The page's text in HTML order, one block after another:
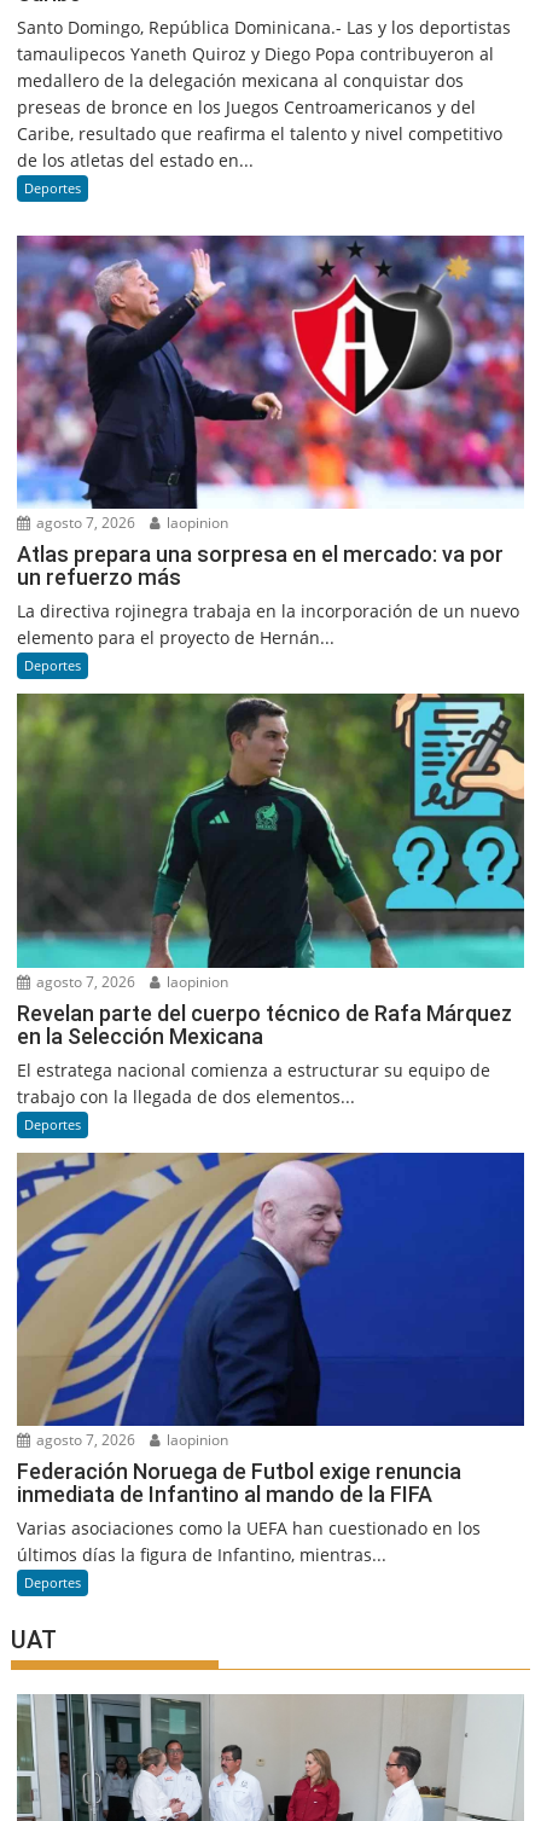
Santo Domingo, República Dominicana.- Las y los deportistas
tamaulipecos Yaneth Quiroz y Diego Popa contribuyeron al
medallero de la delegación mexicana al conquistar dos
preseas de bronce en los Juegos Centroamericanos y del
Caribe, resultado que reafirma el talento y nivel competitivo
de los atletas del estado en...
Deportes
agosto 7, 2026 laopinion
Atlas prepara una sorpresa en el mercado: va por
un refuerzo más
La directiva rojinegra trabaja en la incorporación de un nuevo
elemento para el proyecto de Hernán...
Deportes
agosto 7, 2026 laopinion
Revelan parte del cuerpo técnico de Rafa Márquez
en la Selección Mexicana
El estratega nacional comienza a estructurar su equipo de
trabajo con la llegada de dos elementos...
Deportes
agosto 7, 2026 laopinion
Federación Noruega de Futbol exige renuncia
inmediata de Infantino al mando de la FIFA
Varias asociaciones como la UEFA han cuestionado en los
últimos días la figura de Infantino, mientras...
Deportes
UAT